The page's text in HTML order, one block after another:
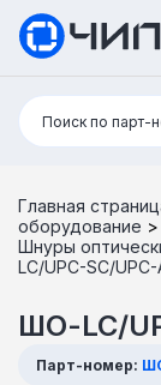
Поиск:
Поиск по парт-
Главная
оборудование >
Шнуры
LC/UPC-SC/UPC-
ШО-LC/
Парт-номер: